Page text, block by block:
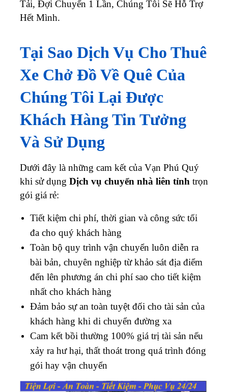
Tải, Đợi Chuyển 1 Lần, Chúng Tôi Sẽ Hỗ Trợ
Hết Mình.
Tại Sao Dịch Vụ Cho Thuê
Xe Chở Đồ Về Quê Của
Chúng Tôi Lại Được
Khách Hàng Tin Tưởng
Và Sử Dụng
Dưới đây là những cam kết của Vạn Phú Quý
khi sử dụng Dịch vụ chuyển nhà liên tỉnh trọn
gói giá rẻ:
Tiết kiệm chi phí, thời gian và công sức tối
đa cho quý khách hàng
Toàn bộ quy trình vận chuyển luôn diễn ra
bài bản, chuyên nghiệp từ khảo sát địa điểm
đến lên phương án chi phí sao cho tiết kiệm
nhất cho khách hàng
Đảm bảo sự an toàn tuyệt đối cho tài sản của
khách hàng khi di chuyển đường xa
Cam kết bồi thường 100% giá trị tài sản nếu
xảy ra hư hại, thất thoát trong quá trình đóng
gói hay vận chuyển